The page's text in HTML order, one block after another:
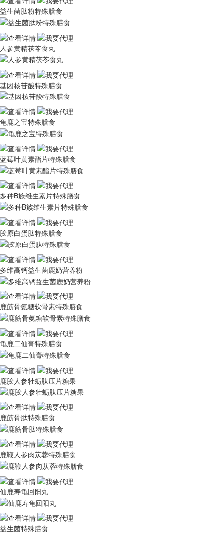
益生菌肽粉特殊膳食
人参黄精茯苓食丸
基因核苷酸特殊膳食
龟鹿之宝特殊膳食
蓝莓叶黄素酯片特殊膳食
多种B族维生素片特殊膳食
胶原白蛋肽特殊膳食
多维高钙益生菌鹿奶营养粉
鹿筋骨氨糖软骨素特殊膳食
龟鹿二仙膏特殊膳食
鹿胶人参牡蛎肽压片糖果
鹿筋骨肽特殊膳食
鹿鞭人参肉苁蓉特殊膳食
仙鹿寿龟回阳丸
益生菌特殊膳食